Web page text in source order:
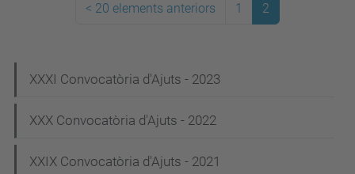
< 20 elements anteriors 1 2
a
v
XXXI Convocatòria d'Ajuts - 2023
XXX Convocatòria d'Ajuts - 2022
XXIX Convocatòria d'Ajuts - 2021